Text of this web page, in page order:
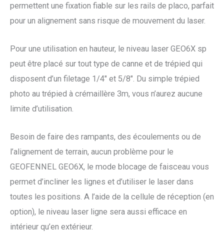
permettent une fixation fiable sur les rails de placo, parfait
pour un alignement sans risque de mouvement du laser.
Pour une utilisation en hauteur, le niveau laser GEO6X sp
peut être placé sur tout type de canne et de trépied qui
disposent d’un filetage 1/4″ et 5/8″. Du simple trépied
photo au trépied à crémaillère 3m, vous n’aurez aucune
limite d’utilisation.
Besoin de faire des rampants, des écoulements ou de
l’alignement de terrain, aucun problème pour le
GEOFENNEL GEO6X, le mode blocage de faisceau vous
permet d’incliner les lignes et d’utiliser le laser dans
toutes les positions. A l’aide de la cellule de réception (en
option), le niveau laser ligne sera aussi efficace en
intérieur qu’en extérieur.